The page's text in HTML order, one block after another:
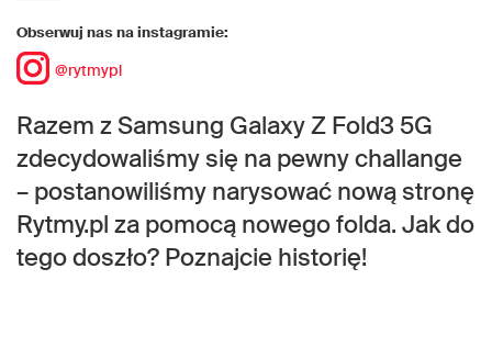
Obserwuj nas na instagramie:
@rytmypl
Razem z Samsung Galaxy Z Fold3 5G
zdecydowaliśmy się na pewny challange
– postanowiliśmy narysować nową stronę
Rytmy.pl za pomocą nowego folda. Jak do
tego doszło? Poznajcie historię!